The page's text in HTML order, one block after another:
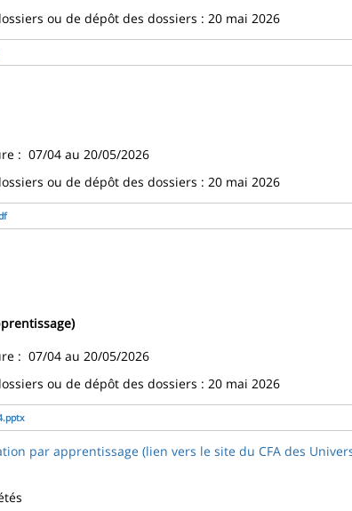
ou de dépôt des dossiers : 20 mai 2026
: 07/04 au 20/05/2026
ou de dépôt des dossiers : 20 mai 2026
: 07/04 au 20/05/2026
ou de dépôt des dossiers : 20 mai 2026
par apprentissage (lien vers le site du CFA des